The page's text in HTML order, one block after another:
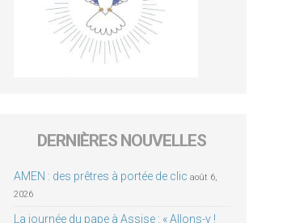
DERNIÈRES NOUVELLES
AMEN : des prêtres à portée de clic août 6,
2026
La journée du pape à Assise : « Allons-y !